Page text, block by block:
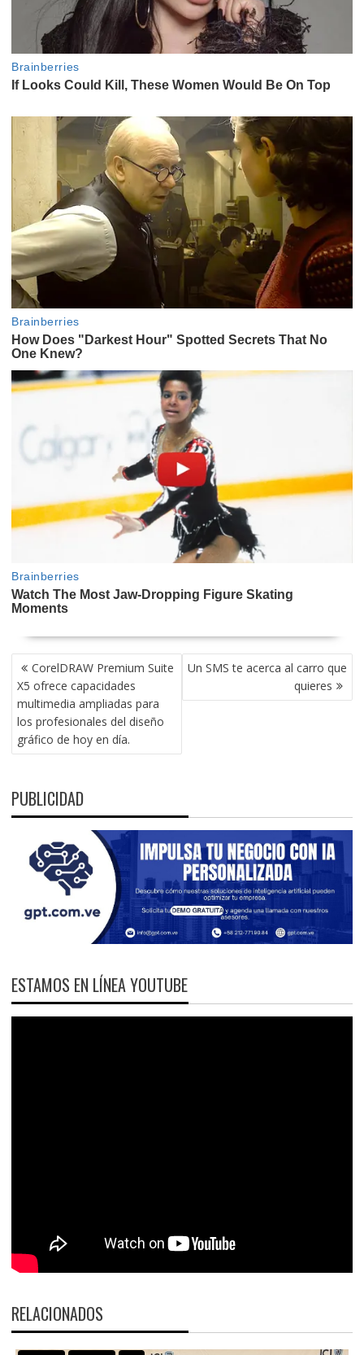
NAVEGACIÓN
DE
ENTRADAS
CorelDRAW Premium Suite
X5 ofrece capacidades
multimedia ampliadas para
los profesionales del diseño
gráfico de hoy en día.
Un SMS te acerca al carro que
quieres
PUBLICIDAD
ESTAMOS EN LÍNEA YOUTUBE
RELACIONADOS